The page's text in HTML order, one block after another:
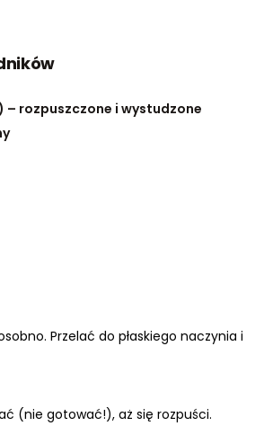
rozpuszczone i wystudzone
Przelać do płaskiego naczynia i
(nie gotować!), aż się rozpuści.